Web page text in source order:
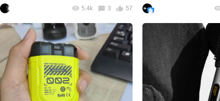
5.4k 3 57